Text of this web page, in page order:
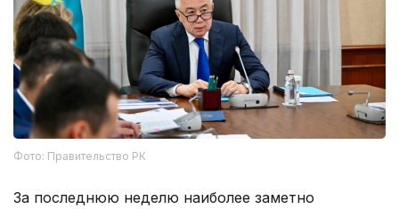
Фото: Правительство РК
За последнюю неделю наиболее заметно